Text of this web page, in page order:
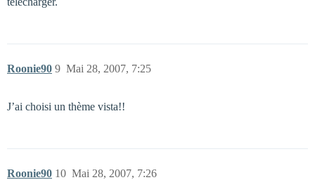
Roonie90 Mai 28, 2007, 7:25
9
J’ai choisi un thème vista!!
Roonie90 Mai 28, 2007, 7:26
10